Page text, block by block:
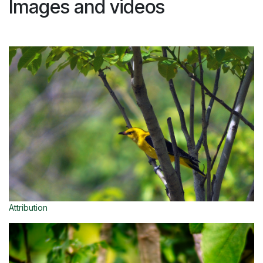
Images and videos
Attribution